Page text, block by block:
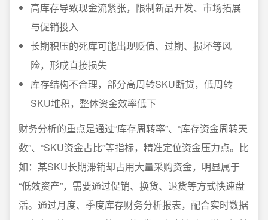
高库存导致现金流紧张，限制新品开发、市场拓展
与促销投入
长期积压的死库可能出现贬值、过期、损坏等风
险，形成直接损失
库存结构不合理，部分高周转SKU断货，低周转
SKU堆积，整体资金效率低下
财务分析的重点是通过“库存周转率”、“库存资金周转天
数”、“SKU资金占比”等指标，精准定位资金压力点。比
如：某SKU长期滞销却占用大量采购资金，明显属于
“低效资产”，需要通过促销、换货、退货等方式快速盘
活。通过月度、季度库存财务分析报表，配合实时数据